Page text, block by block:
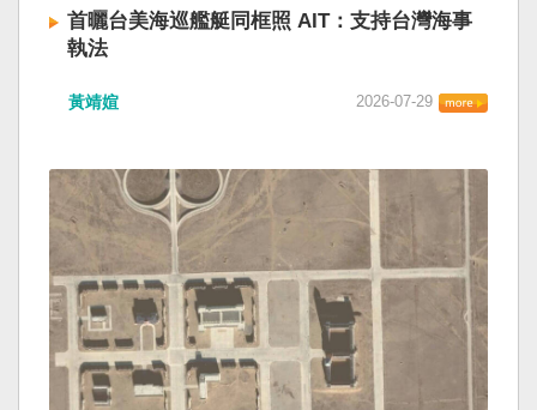
首曬台美海巡艦艇同框照 AIT：支持台灣海事
執法
黃靖媗 2026-07-29